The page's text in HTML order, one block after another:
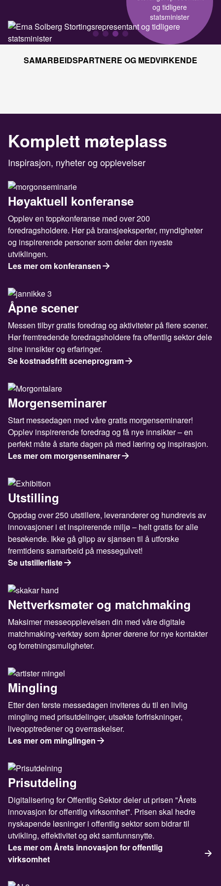
SAMARBEIDSPARTNERE OG MEDVIRKENDE
Komplett møteplass
Inspirasjon, nyheter og opplevelser
Høyaktuell konferanse
Opplev en toppkonferanse med over 200
foredragsholdere. Hør på bransjeeksperter, myndigheter
og inspirerende personer som deler den nyeste
utviklingen.
Les mer om konferansen
Åpne scener
Messen tilbyr gratis foredrag og aktiviteter på flere scener.
Hør fremtredende foredragsholdere fra offentlig sektor dele
sine innsikter og erfaringer.
Se kostnadsfritt sceneprogram
Morgenseminarer
Start messedagen med våre gratis morgenseminarer!
Opplev inspirerende foredrag og få nye innsikter – en
perfekt måte å starte dagen på med læring og inspirasjon.
Les mer om morgenseminarer
Utstilling
Oppdag over 250 utstillere, leverandører og hundrevis av
innovasjoner i et inspirerende miljø – helt gratis for alle
besøkende. Ikke gå glipp av sjansen til å utforske
fremtidens samarbeid på messegulvet!
Se utstillerliste
Nettverksmøter og matchmaking
Maksimer messeopplevelsen din med våre digitale
matchmaking-verktøy som åpner dørene for nye kontakter
og forretningsmuligheter.
Mingling
Etter den første messedagen inviteres du til en livlig
mingling med prisutdelinger, utsøkte forfriskninger,
liveopptredener og overraskelser.
Les mer om minglingen
Prisutdeling
Digitalisering for Offentlig Sektor deler ut prisen "Årets
innovasjon for offentlig virksomhet". Prisen skal hedre
nyskapende løsninger i offentlig sektor som bidrar til
utvikling, effektivitet og økt samfunnsnytte.
Les mer om Årets innovasjon for offentlig
virksomhet